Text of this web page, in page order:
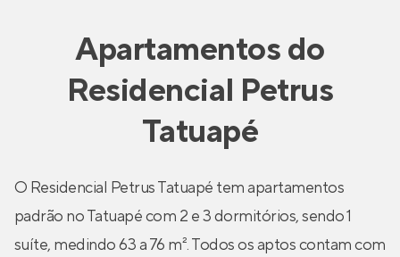
Apartamentosdo
Residencial Petrus
Tatuapé
O Residencial Petrus Tatuapé tem apartamentos
padrão no Tatuapé com 2 e 3 dormitórios, sendo 1
suíte, medindo 63 a 76 m². Todos os aptos contam com